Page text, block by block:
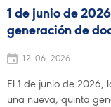
1 de junio de
generación de
12. 06. 2026
El 1 de junio de 2026,
una nueva, quinta